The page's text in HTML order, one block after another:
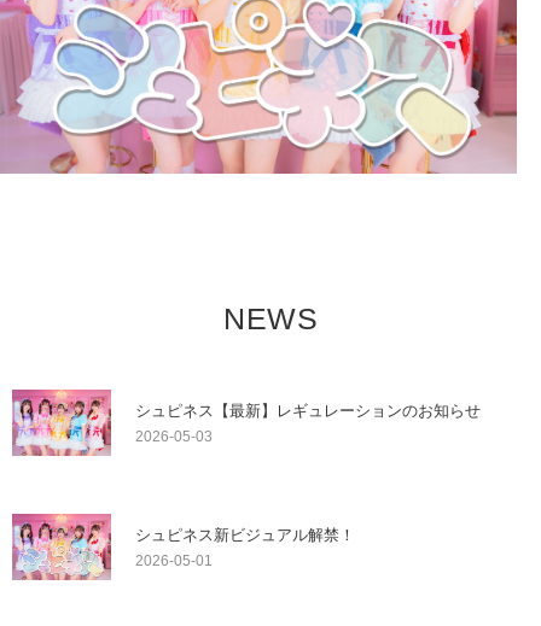
NEWS
シュピネス【最新】レギュレーションのお知らせ
2026-05-03
シュピネス新ビジュアル解禁！
2026-05-01